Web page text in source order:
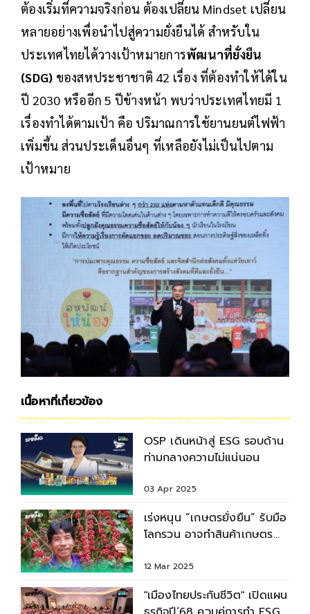
ต้องเริ่มที่ความจริงก่อน ต้องเปลี่ยน Mindset เปลี่ยน
หลายอย่างเพื่อนำไปสู่ความยั่งยืนได้ สำหรับใน
ประเทศไทยได้วางเป้าหมายการพัฒนาที่ยั่งยืน
(SDG) ของสหประชาชาติ 42 เรื่อง ที่ต้องทำให้ได้ใน
ปี 2030 หรืออีก 5 ปีข้างหน้า พบว่าประเทศไทยมี 1
เรื่องทำได้ตามเป้า คือ ปริมาณการใช้ยานยนต์ไฟฟ้า
เพิ่มขึ้น ส่วนประเด็นอื่นๆ ที่เหลือยังไม่เป็นไปตาม
เป้าหมาย
เนื้อหาที่เกี่ยวข้อง
OSP เดินหน้าสู่ ESG รอบด้าน
ท่ามกลางความไม่แน่นอน
03 Apr 2025
เร่งหนุน “เกษตรยั่งยืน” รับมือ
โลกรวน อาจทำสินค้าเกษตร
12 Mar 2025
"เมืองไทยประกันชีวิต" เปิดแผน